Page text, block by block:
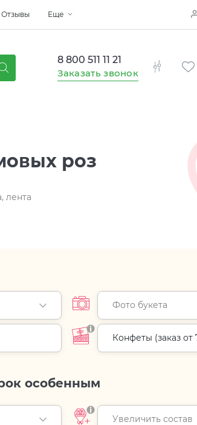
Отзывы Еще
8 800 511 11 21
Заказать звонок
роз
лента
Фото букета
Конфеты (заказ от
руб.)
особенным
Увеличить состав